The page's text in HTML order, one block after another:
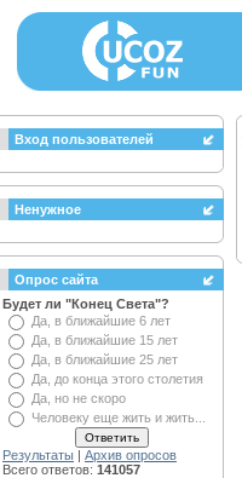
Вход пользователей
Ненужное
Опрос сайта
Будет ли "Конец Света"?
Да, в ближайшие 6 лет
Да, в ближайшие 15 лет
Да, в ближайшие 25 лет
Да, до конца этого столетия
Да, но не скоро
Человеку еще жить и жить...
Результаты | Архив опросов
Всего ответов: 141057